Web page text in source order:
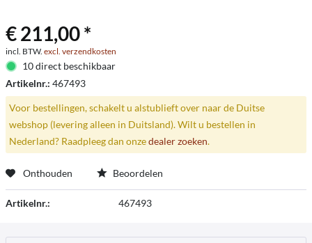
€ 211,00 *
incl. BTW. excl. verzendkosten
10 direct beschikbaar
Artikelnr.: 467493
Voor bestellingen, schakelt u alstublieft over naar de Duitse
webshop (levering alleen in Duitsland). Wilt u bestellen in
Nederland? Raadpleeg dan onzedealer zoeken.
Onthouden Beoordelen
Artikelnr.: 467493